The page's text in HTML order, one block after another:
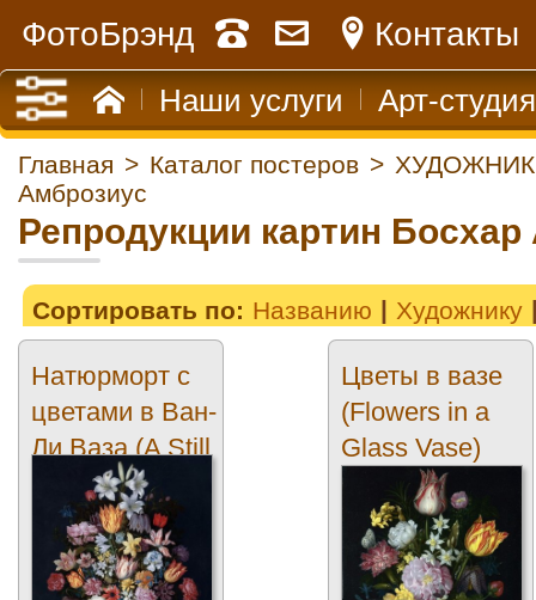
ФотоБрэнд Контакты
Наши услуги Арт-студия
Главная > Каталог постеров >
Амброзиус
Репродукции картин
Сортировать по: Названию Художнику
Натюрморт с
цветами в Ван-
Ли Ваза (A Still
Life of...
Цветы в вазе
(Flowers in a
Glass Vase)